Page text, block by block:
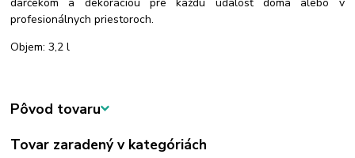
profesionálnych priestoroch.
Objem: 3,2 l
Pôvod tovaru
Tovar zaradený v kategóriách